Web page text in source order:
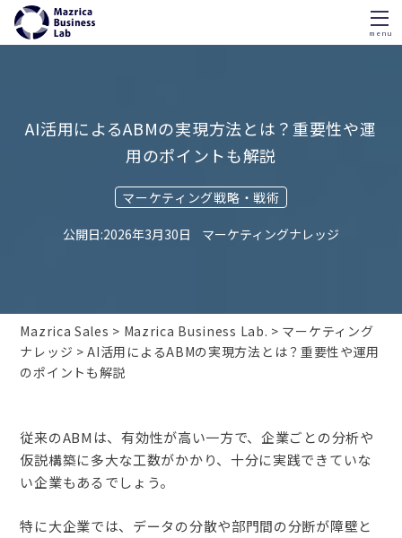
menu
AI活用によるABMの実現方法とは？重要性や運
用のポイントも解説
マーケティング戦略・戦術
2026年3月30日 マーケティングナレッジ
Mazrica Sales Mazrica Business Lab.
マーケティング
ナレッジ
AI活用によるABMの実現方法とは？重要性や運用
のポイントも解説
従来のABMは、有効性が高い一方で、企業ごとの分析や
仮説構築に多大な工数がかかり、十分に実践できていな
い企業もあるでしょう。
特に大企業では、データの分散や部門間の分断が障壁と